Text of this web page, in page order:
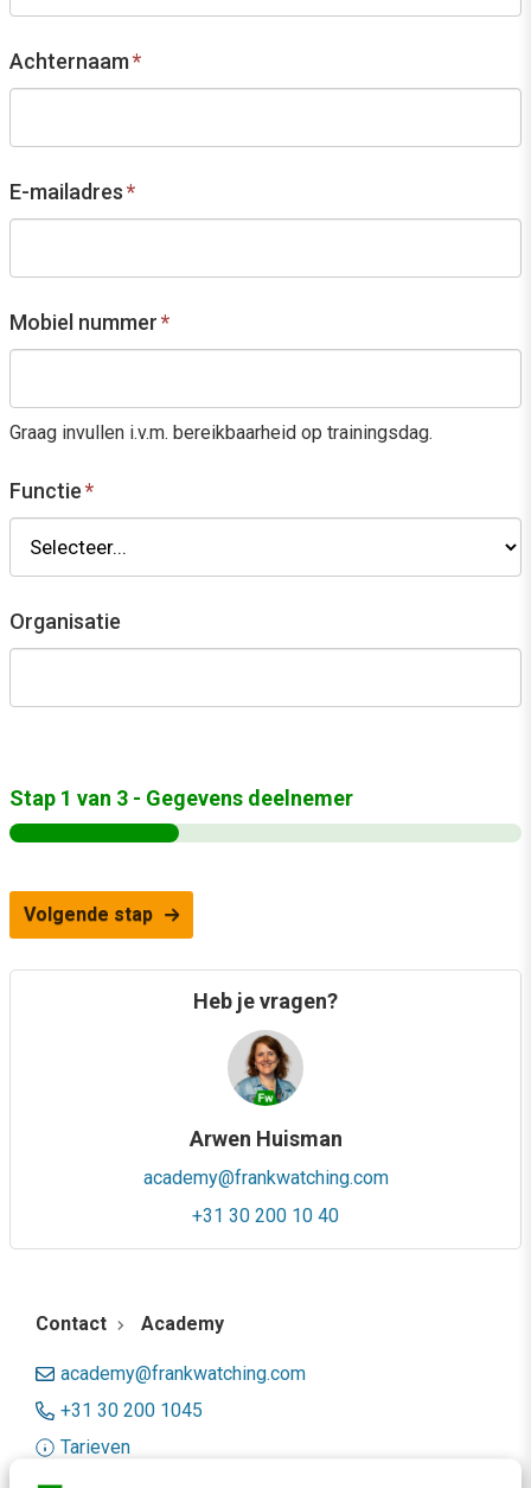
Achternaam*
E-mailadres*
Mobiel nummer*
Graag invullen i.v.m. bereikbaarheid op trainingsdag.
Functie*
Organisatie
Stap 1 van 3 - Gegevens deelnemer
Volgende stap
Heb je vragen?
Arwen Huisman
academy@frankwatching.com
+31 30 200 10 40
Contact Academy
academy@frankwatching.com
+31 30 200 1045
Tarieven